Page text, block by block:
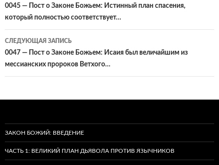
по
записям
0045 — Пост о Законе Божьем: Истинный план спасения,
который полностью соответствует…
СЛЕДУЮЩАЯ ЗАПИСЬ
0047 — Пост о Законе Божьем: Исаия был величайшим из
мессианских пророков Ветхого…
ЗАКОН БОЖИЙ: ВВЕДЕНИЕ
ЧАСТЬ 1: ВЕЛИКИЙ ПЛАН ДЬЯВОЛА ПРОТИВ ЯЗЫЧНИКОВ